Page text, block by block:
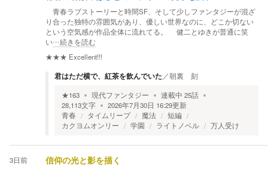
青春ラブストーリーと時間SF、そして少しファンタジーが混ざ
り合った独特の雰囲気があり、優しい世界なのに、どこか切ない
という空気感が作品全体に流れてる。 健二とゆきが普通に笑
い…続きを読む
★★★ Excellent!!!
君はただ横で、紅茶を飲んでいた ／朝裏 刻
★163 現代ファンタジー 連載中 25話
28,113文字 2026年7月30日 16:29更新
青春
タイムリープ 魔法
短編
カクヨムオンリー
学園 ライトノベル 万人受け
3日前 信仰の光と影を描く